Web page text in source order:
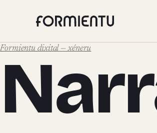
Formientu dixital — xéneru